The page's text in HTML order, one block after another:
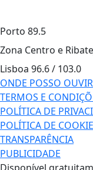
Porto 89.5
Zona Centro e
Lisboa 96.6 / 103.0
ONDE POSSO OUVIR
TERMOS E
POLÍTICA DE
POLÍTICA DE
TRANSPARÊNCIA
PUBLICIDADE